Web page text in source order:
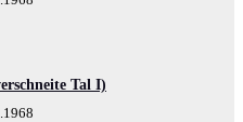
Tal I)